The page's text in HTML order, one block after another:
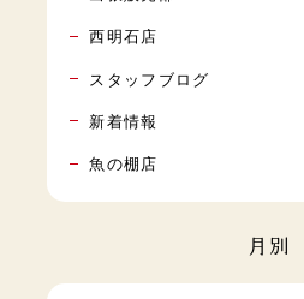
西明石店
スタッフブログ
新着情報
魚の棚店
月別